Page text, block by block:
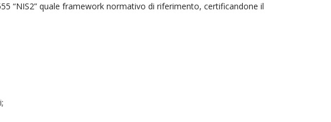
“NIS2” quale framework normativo di riferimento, certificandone il